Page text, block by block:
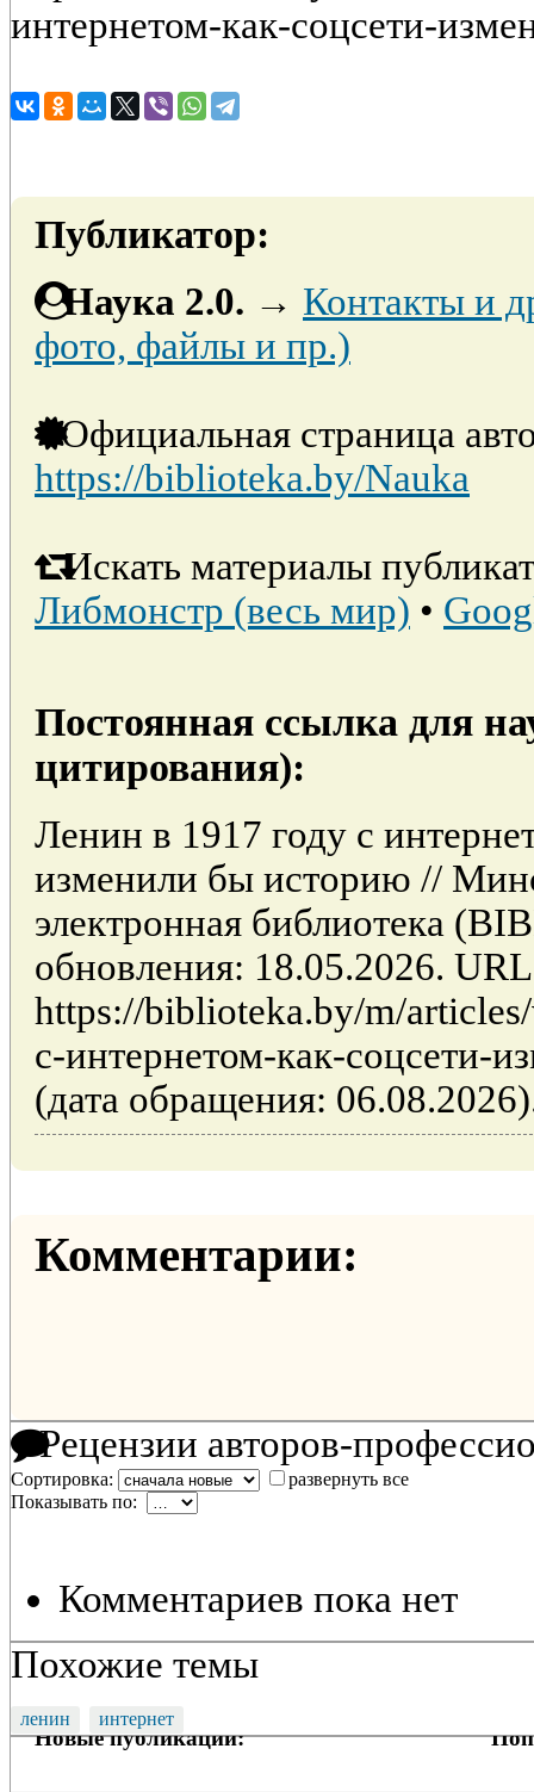
интернетом-как-соцсети-
Публикатор:
Наука 2.0. → Контакты и
фото, файлы и пр.)
Официальная страница
https://biblioteka.by/Nauka
Искать материалы
Либмонстр (весь мир) •
Постоянная ссылка для
цитирования):
Ленин в 1917 году с
изменили бы историю //
электронная библиотека
обновления: 18.05.2026.
https://biblioteka.by/m/
с-интернетом-как-соцсети-
(дата обращения:
Комментарии:
Рецензии авторов-
Сортировка:
развернуть все
Показывать по:
Комментариев пока нет
Похожие темы
ленин интернет
Новые публикации: